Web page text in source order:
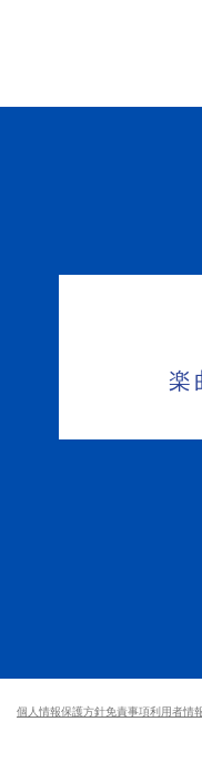
楽
個人情報保護方針免責事項利用者情